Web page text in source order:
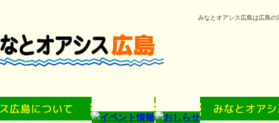
みなとオアシス広島は広島